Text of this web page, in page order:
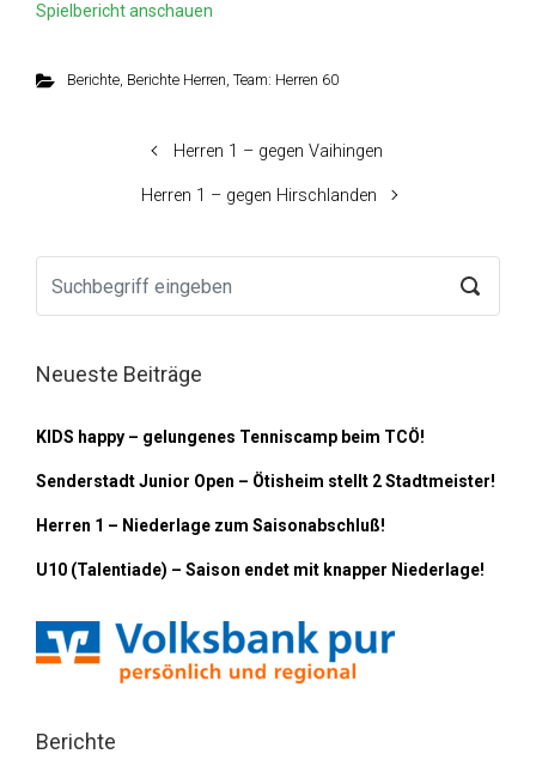
Spielbericht anschauen
Berichte, Berichte Herren, Team: Herren 60
Herren 1 – gegen Vaihingen
Herren 1 – gegen Hirschlanden
Neueste Beiträge
KIDS happy – gelungenes Tenniscamp beim TCÖ!
Senderstadt Junior Open – Ötisheim stellt 2 Stadtmeister!
Herren 1 – Niederlage zum Saisonabschluß!
U10 (Talentiade) – Saison endet mit knapper Niederlage!
Berichte